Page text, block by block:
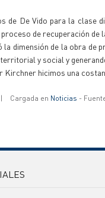
de De Vido para la clase
de recuperación de
la dimensión de la obra de
y social y
Kirchner hicimos una
| Cargada en Noticias -